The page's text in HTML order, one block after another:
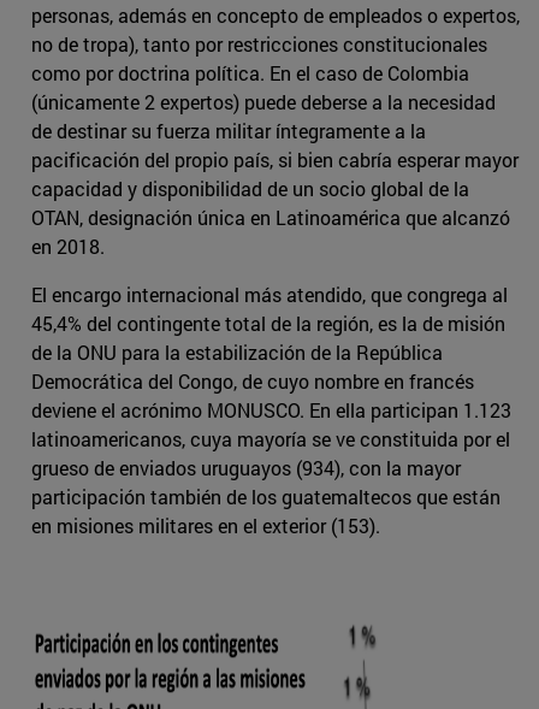
personas, además en concepto de empleados o expertos,
no de tropa), tanto por restricciones constitucionales
como por doctrina política. En el caso de Colombia
(únicamente 2 expertos) puede deberse a la necesidad
de destinar su fuerza militar íntegramente a la
pacificación del propio país, si bien cabría esperar mayor
capacidad y disponibilidad de un socio global de la
OTAN, designación única en Latinoamérica que alcanzó
en 2018.
El encargo internacional más atendido, que congrega al
45,4% del contingente total de la región, es la de misión
de la ONU para la estabilización de la República
Democrática del Congo, de cuyo nombre en francés
deviene el acrónimo MONUSCO. En ella participan 1.123
latinoamericanos, cuya mayoría se ve constituida por el
grueso de enviados uruguayos (934), con la mayor
participación también de los guatemaltecos que están
en misiones militares en el exterior (153).